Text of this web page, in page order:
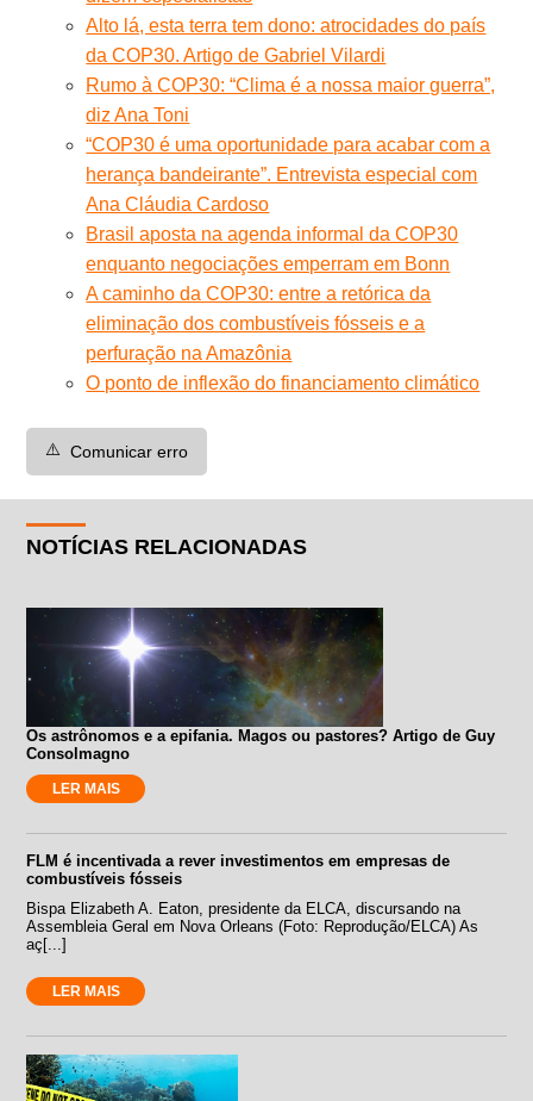
Alto lá, esta terra tem dono: atrocidades do país
da COP30. Artigo de Gabriel Vilardi
Rumo à COP30: “Clima é a nossa maior guerra”,
diz Ana Toni
“COP30 é uma oportunidade para acabar com a
herança bandeirante”. Entrevista especial com
Ana Cláudia Cardoso
Brasil aposta na agenda informal da COP30
enquanto negociações emperram em Bonn
A caminho da COP30: entre a retórica da
eliminação dos combustíveis fósseis e a
perfuração na Amazônia
O ponto de inflexão do financiamento climático
⚠️ Comunicar erro
NOTÍCIAS RELACIONADAS
Os astrônomos e a epifania. Magos ou pastores? Artigo de Guy
Consolmagno
LER MAIS
FLM é incentivada a rever investimentos em empresas de
combustíveis fósseis
Bispa Elizabeth A. Eaton, presidente da ELCA, discursando na
Assembleia Geral em Nova Orleans (Foto: Reprodução/ELCA) As
aç[...]
LER MAIS